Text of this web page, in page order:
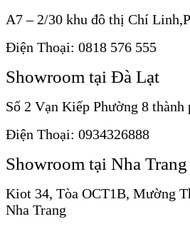
A7 – 2/30 khu đô thị Chí
Điện Thoại: 0818 576 555
Showroom tại Đà Lạt
Số 2 Vạn Kiếp Phường 8
Điện Thoại: 0934326888
Showroom tại Nha Trang
Kiot 34, Tòa OCT1B, Mường
Nha Trang